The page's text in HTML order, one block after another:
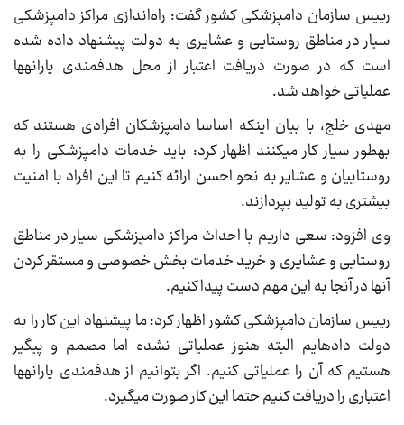
رییس سازمان دامپزشکی کشور گفت: راه‌اندازی مراکز دامپزشکی
سیار در مناطق روستایی و عشایری به دولت پیشنهاد داده شده
است که در صورت دریافت اعتبار از محل هدفمندی یارانه‎ها
عملیاتی خواهد شد.
مهدی خلج، با بیان اینکه اساسا دامپزشکان افرادی هستند که
به‎طور سیار کار می‎کنند اظهار کرد: باید خدمات دامپزشکی را به
روستاییان و عشایر به نحو احسن ارائه کنیم تا این افراد با امنیت
بیشتری به تولید بپردازند.
وی افزود: سعی داریم با احداث مراکز دامپزشکی سیار در مناطق
روستایی و عشایری و خرید خدمات بخش خصوصی و مستقر کردن
آنها در آنجا به این مهم دست پیدا کنیم.
رییس سازمان دامپزشکی کشور اظهار کرد: ما پیشنهاد این کار را به
دولت داده‎ایم البته هنوز عملیاتی نشده اما مصمم و پیگیر
هستیم که آن را عملیاتی کنیم. اگر بتوانیم از هدفمندی یارانه‎ها
اعتباری را دریافت کنیم حتما این کار صورت می‎گیرد.